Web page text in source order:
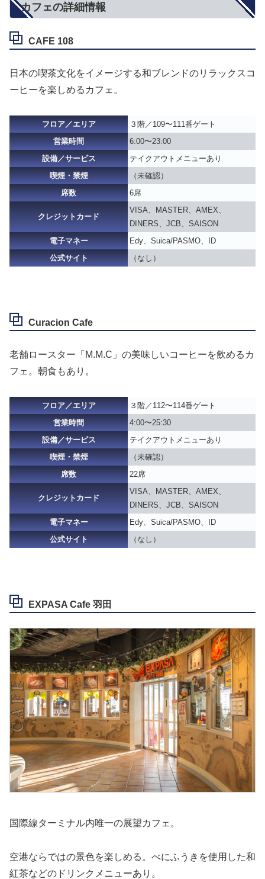
カフェの詳細情報
CAFE 108
日本の喫茶文化をイメージする和ブレンドのリラックスコ
ーヒーを楽しめるカフェ。
フロア／エリア
３階／109〜111番ゲート
営業時間
6:00〜23:00
設備／サービス
テイクアウトメニューあり
喫煙・禁煙
（未確認）
席数
6席
クレジットカード
VISA、MASTER、AMEX、
DINERS、JCB、SAISON
電子マネー
Edy、Suica/PASMO、ID
公式サイト
（なし）
Curacion Cafe
老舗ロースター「M.M.C」の美味しいコーヒーを飲めるカ
フェ。朝食もあり。
フロア／エリア
３階／112〜114番ゲート
営業時間
4:00〜25:30
設備／サービス
テイクアウトメニューあり
喫煙・禁煙
（未確認）
席数
22席
クレジットカード
VISA、MASTER、AMEX、
DINERS、JCB、SAISON
電子マネー
Edy、Suica/PASMO、ID
公式サイト
（なし）
EXPASA Cafe 羽田
国際線ターミナル内唯一の展望カフェ。
空港ならではの景色を楽しめる。べにふうきを使用した和
紅茶などのドリンクメニューあり。